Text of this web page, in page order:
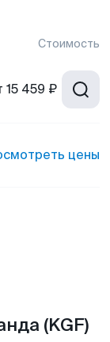
Стоимость
15 459 ₽
цены
(KGF)